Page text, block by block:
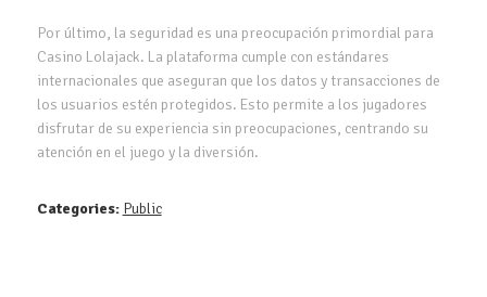
Por último, la seguridad es una preocupación primordial para
Casino Lolajack. La plataforma cumple con estándares
internacionales que aseguran que los datos y transacciones de
los usuarios estén protegidos. Esto permite a los jugadores
disfrutar de su experiencia sin preocupaciones, centrando su
atención en el juego y la diversión.
Categories: Public